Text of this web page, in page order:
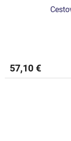
57,10 €